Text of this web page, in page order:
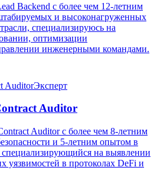
Backend с более чем 12-летним
и высоконагруженных
специализируюсь на
оптимизации
инженерными командами.
AuditorЭксперт
Auditor
Auditor с более чем 8-летним
и 5-летним опытом в
специализирующийся на выявлении
уязвимостей в протоколах DeFi и